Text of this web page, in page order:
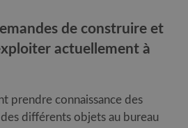
de construire et
actuellement à
prendre connaissance des
différents objets au bureau